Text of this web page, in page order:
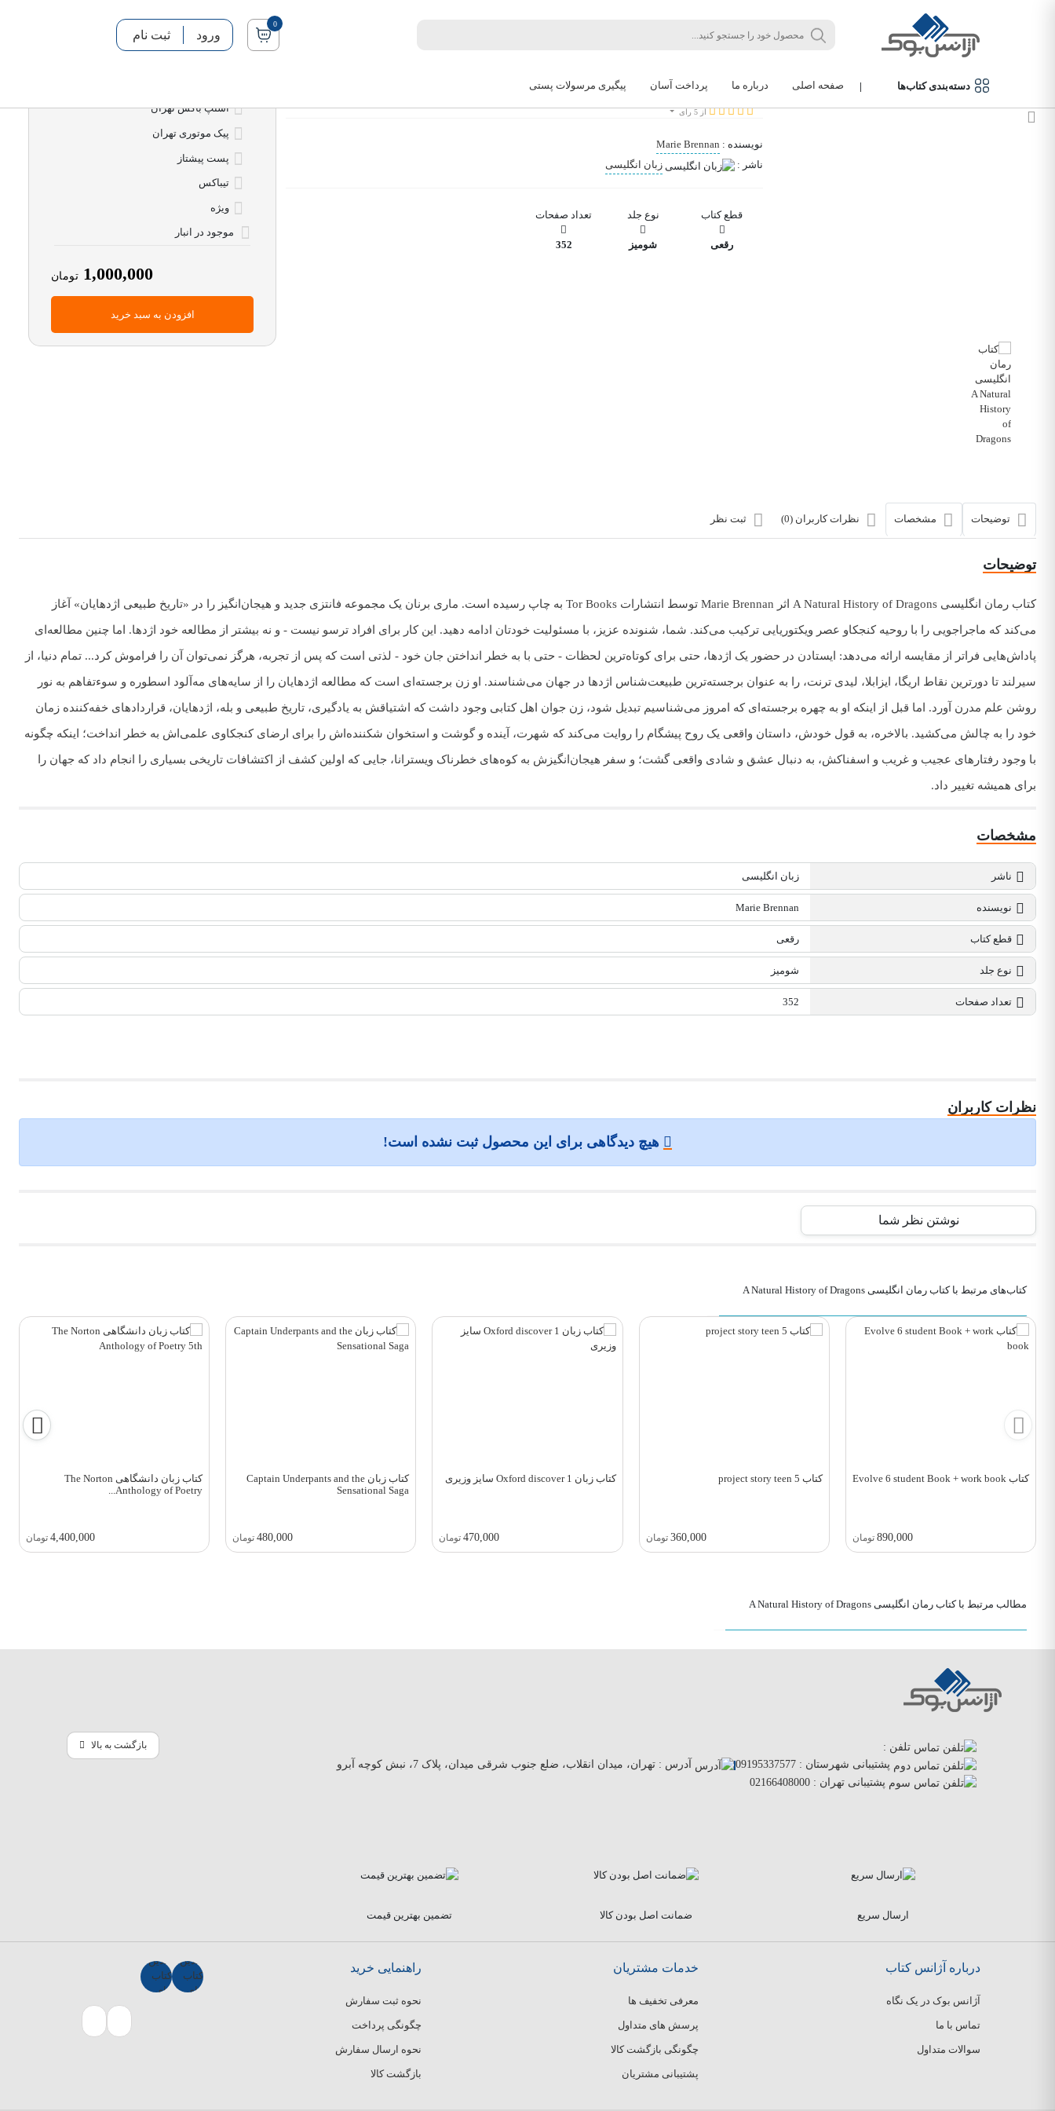
0
ورود ثبت نام
دسته‌بندی کتاب‌ها | صفحه اصلی درباره ما پرداخت آسان پیگیری مرسولات پستی
کتاب‌های زبان‌های خارجی زبان های خارجی زبان انگلیسی
کتاب رمان انگلیسی تاریخ طبیعی اژدهایان
از 5 رای
نویسنده :
Marie Brennan
ناشر : زبان انگلیسی
قطع کتاب
رقعی
نوع جلد
شومیز
تعداد صفحات
352
اسنپ باکس تهران
پیک موتوری تهران
پست پیشتاز
تیباکس
ویژه
موجود در انبار
1,000,000 تومان
افزودن به سبد خرید
توضیحات مشخصات نظرات کاربران (0) ثبت نظر
توضیحات
کتاب رمان انگلیسی A Natural History of Dragons اثر Marie Brennan توسط انتشارات Tor Books به چاپ رسیده است. ماری برنان یک مجموعه فانتزی جدید و هیجان‌انگیز را در «تاریخ طبیعی اژدهایان» آغاز
می‌کند که ماجراجویی را با روحیه کنجکاو عصر ویکتوریایی ترکیب می‌کند. شما، شنونده عزیز، با مسئولیت خودتان ادامه دهید. این کار برای افراد ترسو نیست - و نه بیشتر از مطالعه خود اژدها. اما چنین مطالعه‌ای
پاداش‌هایی فراتر از مقایسه ارائه می‌دهد: ایستادن در حضور یک اژدها، حتی برای کوتاه‌ترین لحظات - حتی با به خطر انداختن جان خود - لذتی است که پس از تجربه، هرگز نمی‌توان آن را فراموش کرد... تمام دنیا، از
سیرلند تا دورترین نقاط اریگا، ایزابلا، لیدی ترنت، را به عنوان برجسته‌ترین طبیعت‌شناس اژدها در جهان می‌شناسند. او زن برجسته‌ای است که مطالعه اژدهایان را از سایه‌های مه‌آلود اسطوره و سوءتفاهم به نور
روشن علم مدرن آورد. اما قبل از اینکه او به چهره برجسته‌ای که امروز می‌شناسیم تبدیل شود، زن جوان اهل کتابی وجود داشت که اشتیاقش به یادگیری، تاریخ طبیعی و بله، اژدهایان، قراردادهای خفه‌کننده زمان
خود را به چالش می‌کشید. بالاخره، به قول خودش، داستان واقعی یک روح پیشگام را روایت می‌کند که شهرت، آینده و گوشت و استخوان شکننده‌اش را برای ارضای کنجکاوی علمی‌اش به خطر انداخت؛ اینکه چگونه
با وجود رفتارهای عجیب و غریب و اسفناکش، به دنبال عشق و شادی واقعی گشت؛ و سفر هیجان‌انگیزش به کوه‌های خطرناک ویسترانا، جایی که اولین کشف از اکتشافات تاریخی بسیاری را انجام داد که جهان را
برای همیشه تغییر داد.
مشخصات
ناشر زبان انگلیسی
نویسنده Marie Brennan
قطع کتاب رقعی
نوع جلد شومیز
تعداد صفحات 352
نظرات کاربران
هیچ دیدگاهی برای این محصول ثبت نشده است!
نوشتن نظر شما
کتاب‌های مرتبط با کتاب رمان انگلیسی A Natural History of Dragons
کتاب Evolve 6 student Book + work book
890,000 تومان
کتاب project story teen 5
360,000 تومان
کتاب زبان Oxford discover 1 سایز وزیری
470,000 تومان
کتاب زبان Captain Underpants and the
Sensational Saga
480,000 تومان
کتاب زبان دانشگاهی The Norton
Anthology of Poetry...
4,400,000 تومان
مطالب مرتبط با کتاب رمان انگلیسی A Natural History of Dragons
بازگشت به بالا
تلفن :
پشتیبانی شهرستان : 09195337577
پشتیبانی تهران : 02166408000
آدرس : تهران، میدان انقلاب، ضلع جنوب شرقی میدان، پلاک 7، نبش کوچه آبرو
ارسال سریع ضمانت اصل بودن کالا تضمین بهترین قیمت
درباره آژانس کتاب
آژانس بوک در یک نگاه
تماس با ما
سوالات متداول
خدمات مشتریان
معرفی تخفیف ها
پرسش های متداول
چگونگی بازگشت کالا
پشتیبانی مشتریان
راهنمایی خرید
نحوه ثبت سفارش
چگونگی پرداخت
نحوه ارسال سفارش
بازگشت کالا